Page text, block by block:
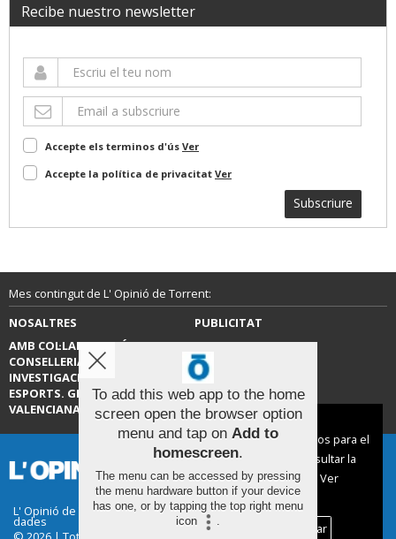
Recibe nuestro newsletter
Accepte els terminos d'ús Ver
Accepte la política de privacitat Ver
Subscriure
Mes contingut de L' Opinió de Torrent:
NOSALTRES
PUBLICITAT
AMB COL·LABORACIÓ DE LA
CONSELLERIA D’EDUCACIÓ,
INVESTIGACIÓ, CULTURA I
ESPORTS. GENERALITAT
VALENCIANA.
CONTACTE
L' Opinió de Torrent |Termes d'ús| Protecció de
dades
To add this web app to the home
screen open the browser option
menu and tap on Add to
homescreen.
The menu can be accessed by pressing
the menu hardware button if your device
has one, or by tapping the top right menu
icon
.
Aviso sobre el Uso de cookies:
Utilizamos cookies nuestras y de terceros para el
funcionamiento del digital. Puedes consultar la
lista de cookies y como desconectarlas.
Ver
nuestra Política de Privacidad y Cookies
Aceptar Cookies
Personalizar